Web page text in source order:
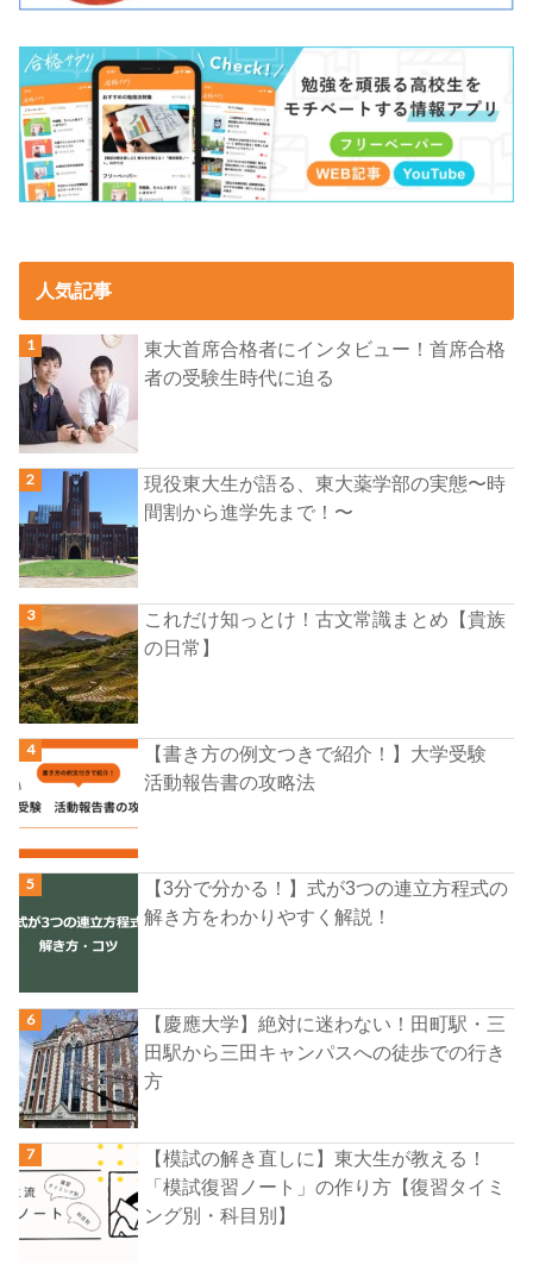
人気記事
東大首席合格者にインタビュー！首席合格
者の受験生時代に迫る
現役東大生が語る、東大薬学部の実態〜時
間割から進学先まで！〜
これだけ知っとけ！古文常識まとめ【貴族
の日常】
【書き方の例文つきで紹介！】大学受験
活動報告書の攻略法
【3分で分かる！】式が3つの連立方程式の
解き方をわかりやすく解説！
【慶應大学】絶対に迷わない！田町駅・三
田駅から三田キャンパスへの徒歩での行き
方
【模試の解き直しに】東大生が教える！
「模試復習ノート」の作り方【復習タイミ
ング別・科目別】